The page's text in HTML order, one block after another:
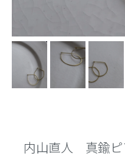
内山直人 真鍮